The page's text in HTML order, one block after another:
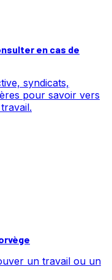
en cas de
syndicats,
pour savoir vers
un travail ou un